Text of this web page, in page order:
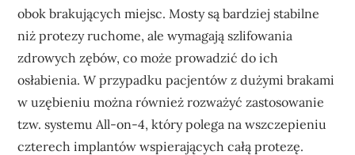
obok brakujących miejsc. Mosty są bardziej stabilne
niż protezy ruchome, ale wymagają szlifowania
zdrowych zębów, co może prowadzić do ich
osłabienia. W przypadku pacjentów z dużymi brakami
w uzębieniu można również rozważyć zastosowanie
tzw. systemu All-on-4, który polega na wszczepieniu
czterech implantów wspierających całą protezę.